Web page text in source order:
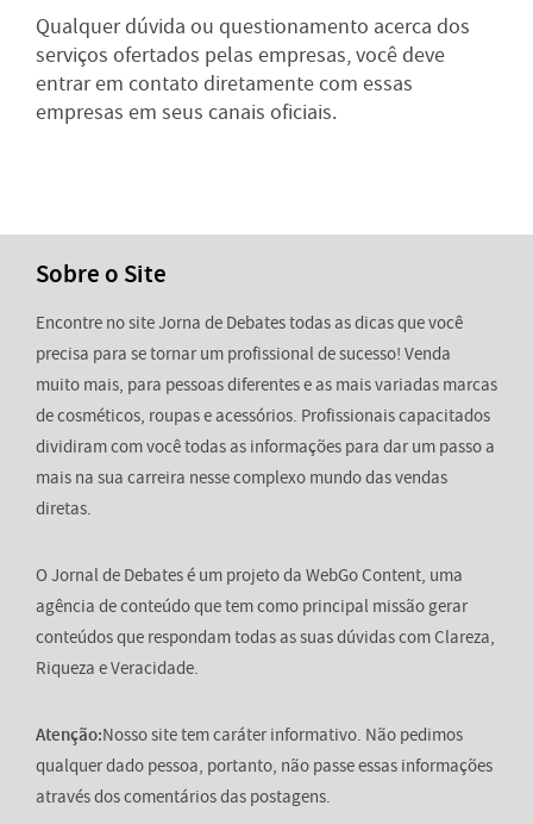
Qualquer dúvida ou questionamento acerca dos
serviços ofertados pelas empresas, você deve
entrar em contato diretamente com essas
empresas em seus canais oficiais.
Sobre o Site
Encontre no site Jorna de Debates todas as dicas que você
precisa para se tornar um profissional de sucesso! Venda
muito mais, para pessoas diferentes e as mais variadas marcas
de cosméticos, roupas e acessórios. Profissionais capacitados
dividiram com você todas as informações para dar um passo a
mais na sua carreira nesse complexo mundo das vendas
diretas.
O Jornal de Debates é um projeto da WebGo Content, uma
agência de conteúdo que tem como principal missão gerar
conteúdos que respondam todas as suas dúvidas com Clareza,
Riqueza e Veracidade.
Atenção:Nosso site tem caráter informativo. Não pedimos
qualquer dado pessoa, portanto, não passe essas informações
através dos comentários das postagens.